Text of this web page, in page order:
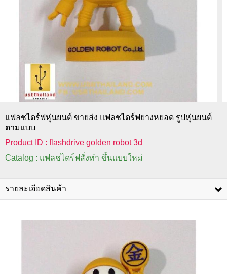
แฟลชไดร์ฟหุ่นยนต์ ขายส่ง แฟลชไดร์ฟยางหยอด รูปหุ่นยนต์
ตามแบบ
Product ID : flashdrive golden robot 3d
Catalog : แฟลชไดร์ฟสั่งทำ ขึ้นแบบใหม่
รายละเอียดสินค้า